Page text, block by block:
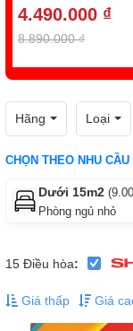
4.490.000 ₫
8.890.000 ₫
Hãng Loại
CHỌN THEO NHU CẦU
Dưới 15m2
Phòng ngủ nhỏ
15 Điều hòa:
Giá thấp Giá